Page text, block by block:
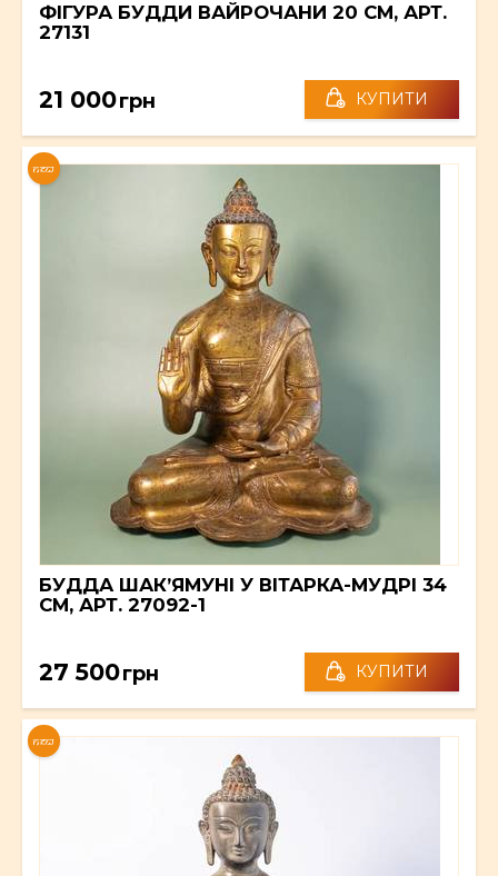
ФІГУРА БУДДИ ВАЙРОЧАНИ 20 СМ, АРТ.
27131
21 000грн КУПИТИ
NEW
БУДДА ШАКʼЯМУНІ У ВІТАРКА-МУДРІ 34
СМ, АРТ. 27092-1
27 500грн КУПИТИ
NEW